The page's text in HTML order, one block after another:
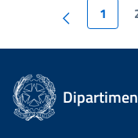
1